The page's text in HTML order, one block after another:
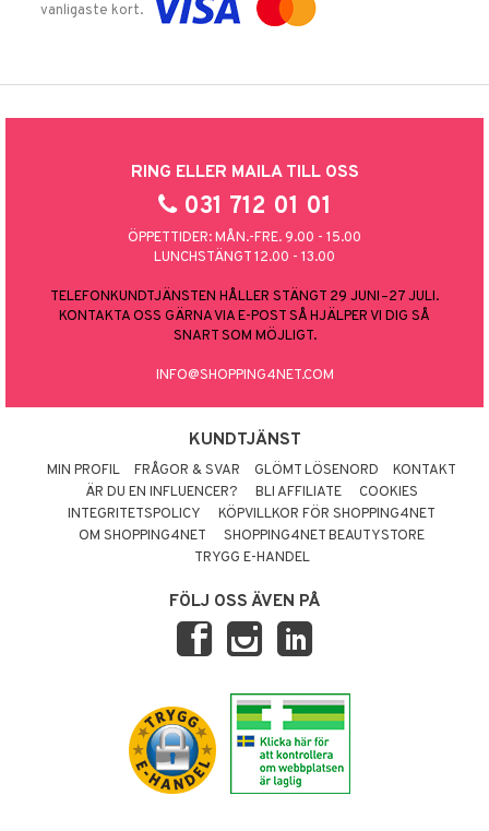
vanligaste kort.
RING ELLER MAILA TILL OSS
031 712 01 01
ÖPPETTIDER: MÅN.-FRE. 9.00 - 15.00
LUNCHSTÄNGT 12.00 - 13.00
TELEFONKUNDTJÄNSTEN HÅLLER STÄNGT 29 JUNI–27 JULI.
KONTAKTA OSS GÄRNA VIA E-POST SÅ HJÄLPER VI DIG SÅ
SNART SOM MÖJLIGT.
INFO@SHOPPING4NET.COM
KUNDTJÄNST
MIN PROFIL FRÅGOR & SVAR GLÖMT LÖSENORD
KONTAKT
ÄR DU EN INFLUENCER?
BLI AFFILIATE
COOKIES
INTEGRITETSPOLICY
KÖPVILLKOR FÖR SHOPPING4NET
OM SHOPPING4NET
SHOPPING4NET BEAUTYSTORE
TRYGG E-HANDEL
FÖLJ OSS ÄVEN PÅ